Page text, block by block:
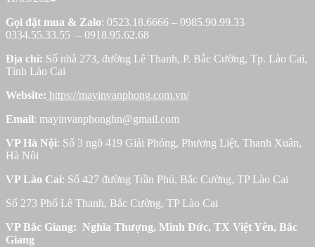
Gọi đặt mua & Zalo: 0523.18.6666 – 0985.90.99.33
0334.55.33.55 – 0918.95.62.68
Địa chỉ: Số nhà 273, đường Lê Thanh, P. Bắc Cường, Tp. Lào Cai,
Tỉnh Lào Cai
Website: https://mayinvanphong.com.vn/
Email: mayinvanphonghn@gmail.com
VP Hà Nội: Số 3 ngõ 419 Giải Phóng, Phương Liệt, Thanh Xuân,
Hà Nôi
VP Lào Cai: Số 427 đường Trần Phú, Bắc Cường, TP Lào Cai
Số 273 Phố Lê Thanh, Bắc Cường, TP Lào Cai
VP Bắc Giang: Nghĩa Thượng, Minh Đức, TX Việt Yên, Bắc
Giang